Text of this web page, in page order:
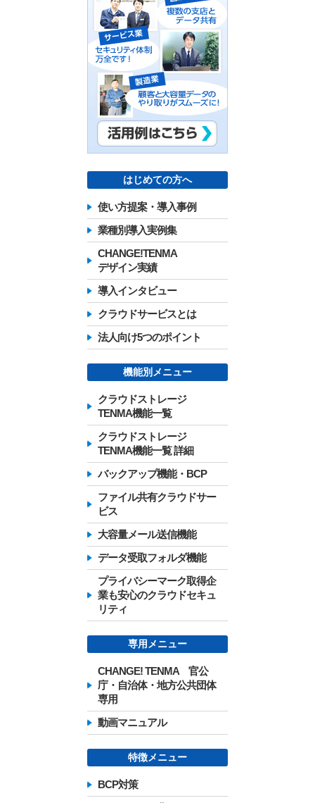
はじめての方へ
使い方提案・導入事例
業種別導入実例集
CHANGE!TENMA
デザイン実績
導入インタビュー
クラウドサービスとは
法人向け5つのポイント
機能別メニュー
クラウドストレージ
TENMA機能一覧
クラウドストレージ
TENMA機能一覧 詳細
バックアップ機能・BCP
ファイル共有クラウドサー
ビス
大容量メール送信機能
データ受取フォルダ機能
プライバシーマーク取得企
業も安心のクラウドセキュ
リティ
専用メニュー
CHANGE! TENMA 官公
庁・自治体・地方公共団体
専用
動画マニュアル
特徴メニュー
BCP対策